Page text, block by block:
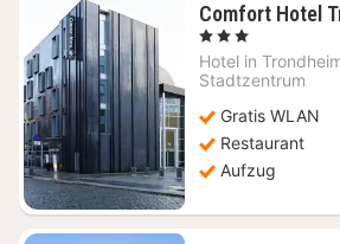
Comfort Hotel
1
Nacht
ab
€
, 3 Sterne
Hotel in
Stadtzentrum
Gratis WLAN
Restaurant
Aufzug